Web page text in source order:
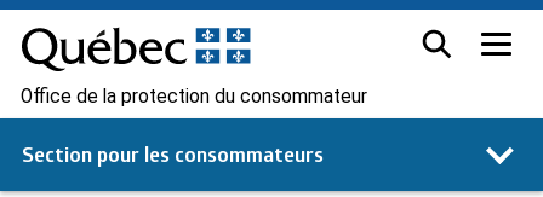
Office de la protection du consommateur
Section pour les consommateurs